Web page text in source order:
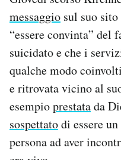
messaggio sul suo
“essere convinta” del
suicidato e che i
qualche modo
e ritrovata vicino al
esempioprestatada
sospettatodi essere
persona ad aver